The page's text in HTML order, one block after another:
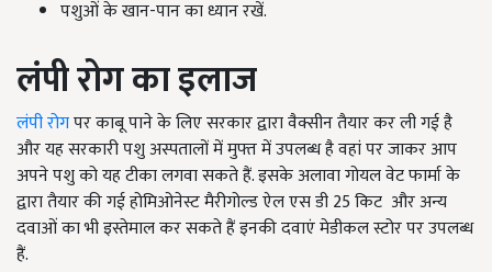
पशुओं के खान-पान का ध्यान रखें.
लंपी रोग का इलाज
लंपी रोगपर काबू पाने के लिए सरकार द्वारा वैक्सीन तैयार कर ली गई है
और यह सरकारी पशु अस्पतालों में मुफ्त में उपलब्ध है वहां पर जाकर आप
अपने पशु को यह टीका लगवा सकते हैं. इसके अलावा गोयल वेटफार्मा के
द्वारा तैयार की गई होमिओनेस्ट मैरीगोल्ड ऐल एस डी25किट और अन्य
दवाओं का भी इस्तेमाल कर सकते हैं इनकी दवाएं मेडीकल स्टोर पर उपलब्ध
हैं.